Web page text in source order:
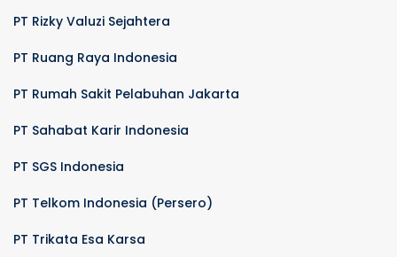
PT Rizky Valuzi Sejahtera
PT Ruang Raya Indonesia
PT Rumah Sakit Pelabuhan Jakarta
PT Sahabat Karir Indonesia
PT SGS Indonesia
PT Telkom Indonesia (Persero)
PT Trikata Esa Karsa